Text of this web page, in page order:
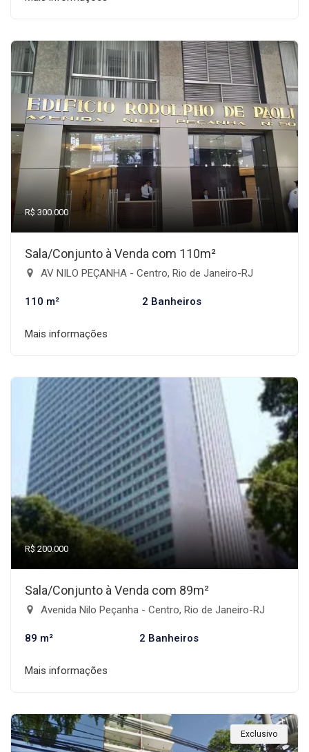
R$ 300.000
Sala/Conjunto à Venda com 110m²
AV NILO PEÇANHA - Centro, Rio de Janeiro-RJ
110 m² 2 Banheiros
Mais informações
R$ 200.000
Sala/Conjunto à Venda com 89m²
Avenida Nilo Peçanha - Centro, Rio de Janeiro-RJ
89 m² 2 Banheiros
Mais informações
Exclusivo